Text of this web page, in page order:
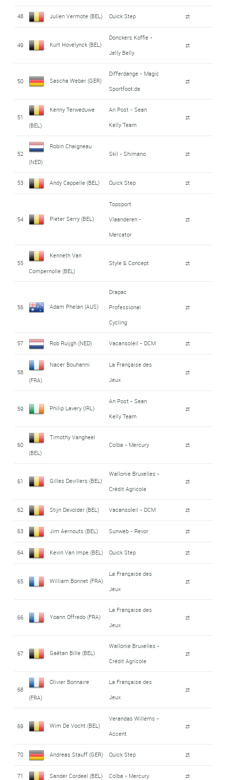
48 Julien Vermote (BEL) Quick Step zt
49 Kurt Hovelynck (BEL)
Donckers Koffie -
Jelly Belly
zt
50 Sascha Weber (GER)
Differdange - Magic
Sportfoot.de
zt
51
Kenny Terweduwe
(BEL)
An Post - Sean
Kelly Team
zt
52
Robin Chaigneau
(NED)
Skil - Shimano zt
53 Andy Cappelle (BEL) Quick Step zt
54 Pieter Serry (BEL)
Topsport
Vlaanderen -
Mercator
zt
55
Kenneth Van
Compernolle (BEL)
Style & Concept zt
56 Adam Phelan (AUS)
Drapac
Professional
Cycling
zt
57 Rob Ruijgh (NED) Vacansoleil - DCM zt
58
Nacer Bouhanni
(FRA)
La Française des
Jeux
zt
59 Philip Lavery (IRL)
An Post - Sean
Kelly Team
zt
60
Timothy Vangheel
(BEL)
Colba - Mercury zt
61 Gilles Devillers (BEL)
Wallonie Bruxelles -
Crédit Agricole
zt
62 Stijn Devolder (BEL) Vacansoleil - DCM zt
63 Jim Aernouts (BEL) Sunweb - Revor zt
64 Kevin Van Impe (BEL) Quick Step zt
65 William Bonnet (FRA)
La Française des
Jeux
zt
66 Yoann Offredo (FRA)
La Française des
Jeux
zt
67 Gaëtan Bille (BEL)
Wallonie Bruxelles -
Crédit Agricole
zt
68
Olivier Bonnaire
(FRA)
La Française des
Jeux
zt
69 Wim De Vocht (BEL)
Verandas Willems -
Accent
zt
70 Andreas Stauff (GER) Quick Step zt
71 Sander Cordeel (BEL) Colba - Mercury zt